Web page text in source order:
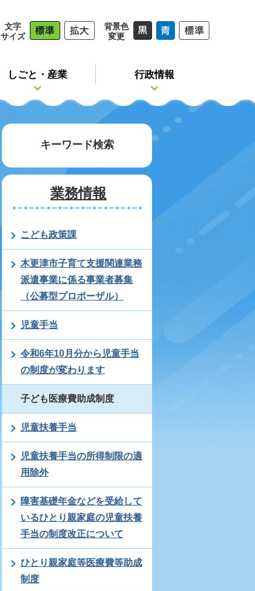
文字
サイズ
背景色
変更
しごと・産業 行政情報
キーワード検索
業務情報
こども政策課
木更津市子育て支援関連業務
派遣事業に係る事業者募集
（公募型プロポーザル）
児童手当
令和6年10月分から児童手当
の制度が変わります
子ども医療費助成制度
児童扶養手当
児童扶養手当の所得制限の適
用除外
障害基礎年金などを受給して
いるひとり親家庭の児童扶養
手当の制度改正について
ひとり親家庭等医療費等助成
制度